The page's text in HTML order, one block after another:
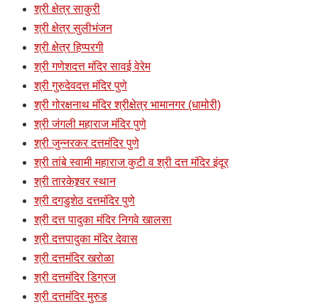
श्री क्षेत्र साकुरी
श्री क्षेत्र सुलीभंजन
श्री क्षेत्र हिप्परगी
श्री गणेशदत्त मंदिर सावई वेरेम
श्री गुरुदेवदत्त मंदिर पुणे
श्री गोरक्षनाथ मंदिर श्रीक्षेत्र भामानगर (धामोरी)
श्री जंगली महाराज मंदिर पुणे
श्री जुन्नरकर दत्तमंदिर पुणे
श्री तांबे स्वामी महाराज कुटी व श्री दत्त मंदिर इंदूर
श्री तारकेश्र्वर स्थान
श्री दगडुशेठ दत्तमंदिर पुणे
श्री दत्त पादुका मंदिर निगवे खालसा
श्री दत्तपादुका मंदिर देवास
श्री दत्तमंदिर खरोळा
श्री दत्तमंदिर डिग्रज
श्री दत्तमंदिर मुरुड